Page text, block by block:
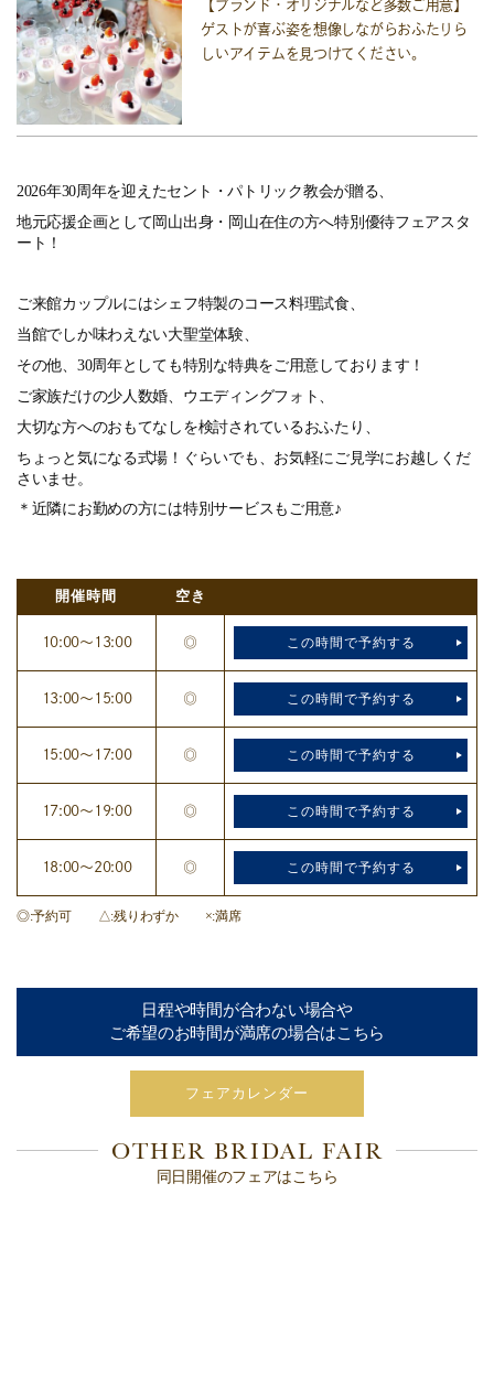
【ブランド・オリジナルなど多数ご用意】
ゲストが喜ぶ姿を想像しながらおふたりら
しいアイテムを見つけてください。
2026年30周年を迎えたセント・パトリック教会が贈る、
地元応援企画として岡山出身・岡山在住の方へ特別優待フェアスタ
ート！
ご来館カップルにはシェフ特製のコース料理試食、
当館でしか味わえない大聖堂体験、
その他、30周年としても特別な特典をご用意しております！
ご家族だけの少人数婚、ウエディングフォト、
大切な方へのおもてなしを検討されているおふたり、
ちょっと気になる式場！ぐらいでも、お気軽にご見学にお越しくだ
さいませ。
＊近隣にお勤めの方には特別サービスもご用意♪
開催時間 空き
10:00〜13:00 ◎ この時間で予約する
13:00～15:00 ◎ この時間で予約する
15:00～17:00 ◎ この時間で予約する
17:00～19:00 ◎ この時間で予約する
18:00〜20:00 ◎ この時間で予約する
◎予約可 △ 残りわずか × 満席
日程や時間が合わない場合や
ご希望のお時間が満席の場合はこちら
フェアカレンダー
OTHER BRIDAL FAIR
同日開催のフェアはこちら